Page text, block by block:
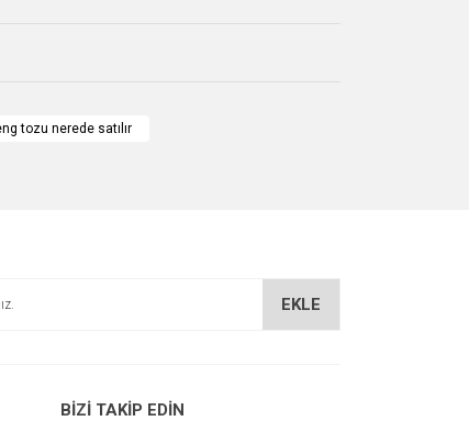
tozu nerede satılır
EKLE
BİZİ TAKİP EDİN